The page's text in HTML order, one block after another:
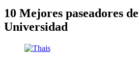
10 Mejores paseadores
Universidad